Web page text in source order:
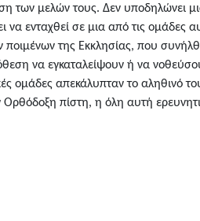
των μελών τους. Δεν υποδηλώνει
να ενταχθεί σε μια από τις ομάδες
της Εκκλησίας, που
να εγκαταλείψουν ή να
ομάδες απεκάλυπταν το αληθινό
πίστη, η όλη αυτή